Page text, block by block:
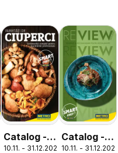
Catalog -
Varietăți
10.11. - 31.12.2026
Catalog -
ReView
10.11. - 31.12.2026